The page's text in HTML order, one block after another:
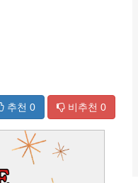
추천 0 비추천 0